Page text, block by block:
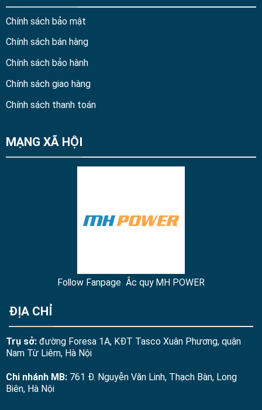
Chính sách bảo mật
Chính sách bán hàng
Chính sách bảo hành
Chính sách giao hàng
Chính sách thanh toán
MẠNG XÃ HỘI
Follow Fanpage Ắc quy MH POWER
ĐỊA CHỈ
Trụ sở:đường Foresa 1A, KĐT Tasco Xuân Phương, quận
Nam Từ Liêm, Hà Nội
Chi nhánh MB:761 Đ. Nguyễn Văn Linh, Thạch Bàn, Long
Biên, Hà Nội